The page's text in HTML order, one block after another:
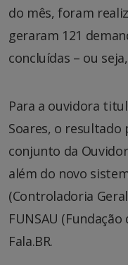
do mês, foram
geraram 121
concluídas – ou
Para a ouvidora
Soares, o
conjunto da
além do novo
(Controladoria
FUNSAU (Fundação
Fala.BR.